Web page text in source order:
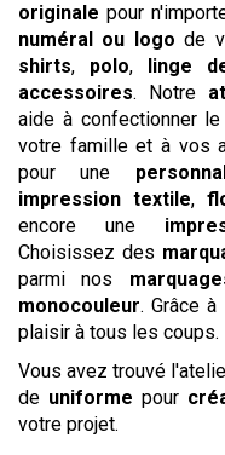
originale pour
numéral ou logo de
shirts, polo, linge
accessoires. Notre
aide à confectionner
votre famille et à vos
pour une
impression textile,
encore une
Choisissez des
parmi nos
monocouleur. Grâce à
plaisir à tous les coups.
Vous avez trouvé
de uniforme pour
votre projet.